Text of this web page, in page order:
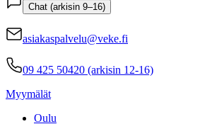
Chat (arkisin 9–16)
asiakaspalvelu@veke.fi
09 425 50420 (arkisin 12-16)
Myymälät
Oulu